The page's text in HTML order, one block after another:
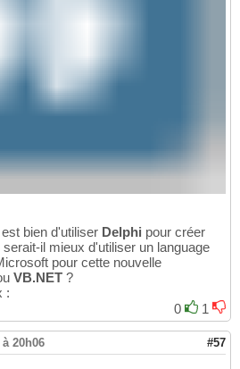
bien d'utiliser Delphi pour créer
serait-il mieux d'utiliser un language
pour cette nouvelle
VB.NET ?
:
0
1
à 20h06 #57